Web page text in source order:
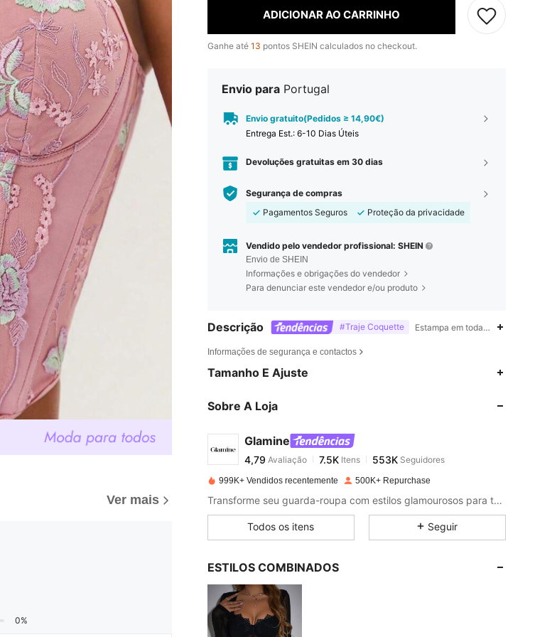
Ver mais
0%
ADICIONAR AO CARRINHO
Ganhe até 13 pontos SHEIN calculados no checkout.
Envio para Portugal
Envio gratuito(Pedidos ≥ 14,90€)
Entrega Est.: 6-10 Dias Úteis
Devoluções gratuitas em 30 dias
Segurança de compras
Pagamentos Seguros
Proteção da privacidade
Vendido pelo vendedor profissional: SHEIN
Envio de SHEIN
Informações e obrigações do vendedor
Para denunciar este vendedor e/ou produto
Descrição #Traje Coquette Estampa em toda a parte,Lavar à
Informações de segurança e contactos
Tamanho E Ajuste
Sobre A Loja
Glamine
4,79
Avaliação 7.5KItens
c***6pago1 dia atrás
4,79
999K+ Vendidos recentemente 500K+ Repurchase
Transforme seu guarda-roupa com estilos glamourosos para todos os seus momentos especiais.
Todos os itens Seguir
ESTILOS COMBINADOS